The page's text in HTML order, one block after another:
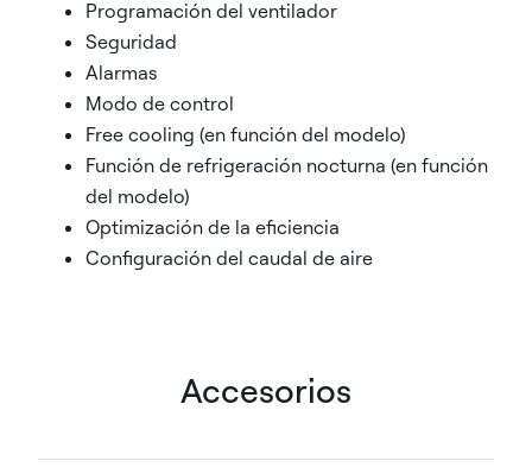
Programación del ventilador
Seguridad
Alarmas
Modo de control
Free cooling (en función del modelo)
Función de refrigeración nocturna (en función
del modelo)
Optimización de la eficiencia
Configuración del caudal de aire
Accesorios